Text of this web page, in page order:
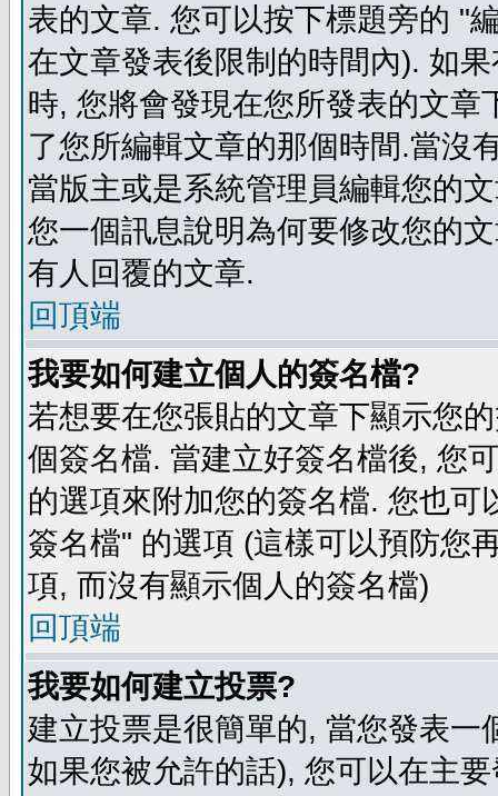
表的文章. 您可以按下標題旁的 "
在文章發表後限制的時間內). 如
時, 您將會發現在您所發表的文
了您所編輯文章的那個時間.當沒
當版主或是系統管理員編輯您的
您一個訊息說明為何要修改您的
有人回覆的文章.
回頂端
我要如何建立個人的簽名檔?
若想要在您張貼的文章下顯示您
個簽名檔. 當建立好簽名檔後, 您
的選項來附加您的簽名檔. 您也
簽名檔" 的選項 (這樣可以預防您
項, 而沒有顯示個人的簽名檔)
回頂端
我要如何建立投票?
建立投票是很簡單的, 當您發表
如果您被允許的話), 您可以在主